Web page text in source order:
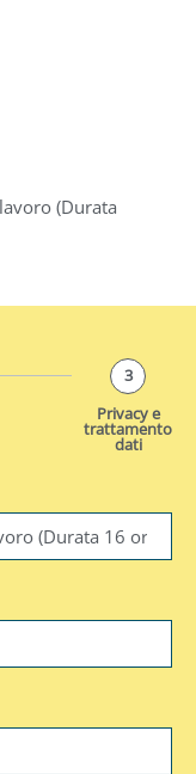
(Durata
3
Privacy e
trattamento
dati